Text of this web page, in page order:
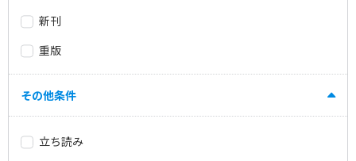
新刊
重版
その他条件
立ち読み